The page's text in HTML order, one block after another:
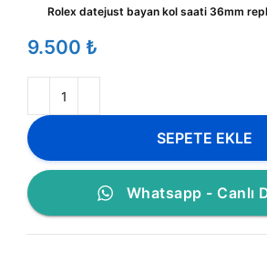
Rolex datejust bayan kol saati 36mm
₺
SEPETE EKLE
Whatsapp - Canlı